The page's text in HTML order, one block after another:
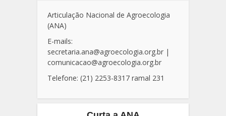
Articulação Nacional de Agroecologia
(ANA)
E-mails:
secretaria.ana@agroecologia.org.br |
comunicacao@agroecologia.org.br
Telefone: (21) 2253-8317 ramal 231